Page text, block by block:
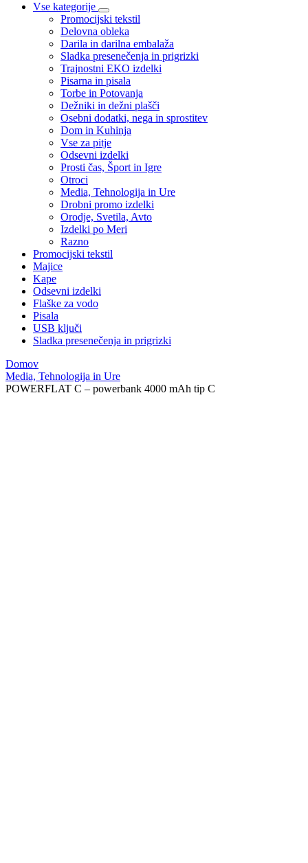
Vse kategorije
Promocijski tekstil
Delovna obleka
Darila in darilna embalaža
Sladka presenečenja in prigrizki
Trajnostni EKO izdelki
Pisarna in pisala
Torbe in Potovanja
Dežniki in dežni plašči
Osebni dodatki, nega in sprostitev
Dom in Kuhinja
Vse za pitje
Odsevni izdelki
Prosti čas, Šport in Igre
Otroci
Media, Tehnologija in Ure
Drobni promo izdelki
Orodje, Svetila, Avto
Izdelki po Meri
Razno
Promocijski tekstil
Majice
Kape
Odsevni izdelki
Flaške za vodo
Pisala
USB ključi
Sladka presenečenja in prigrizki
Domov
Media, Tehnologija in Ure
POWERFLAT C – powerbank 4000 mAh tip C